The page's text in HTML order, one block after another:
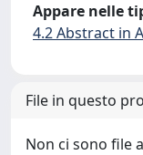
Appare nelle
4.2 Abstract in
File in questo
Non ci sono file